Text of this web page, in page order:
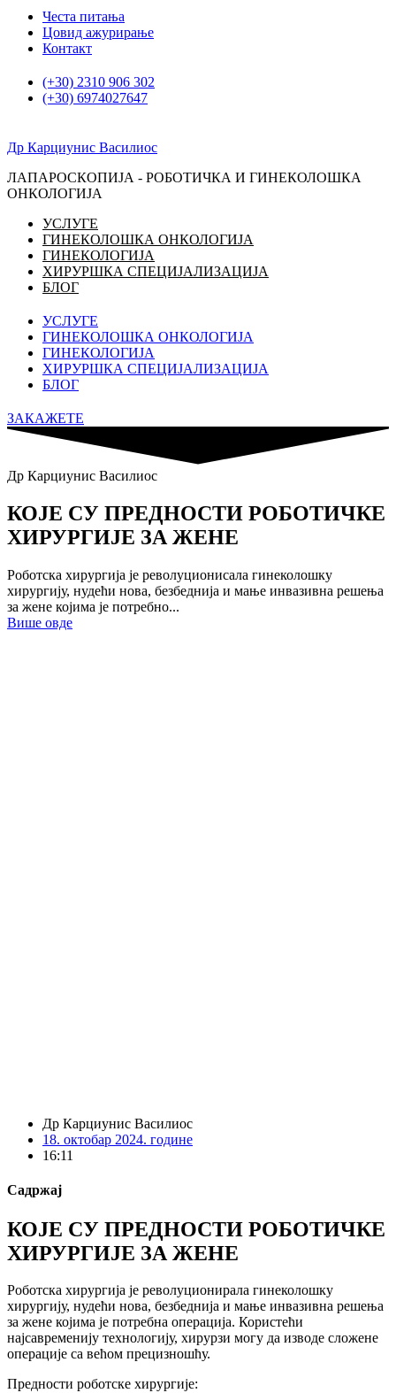
Скочите
садржај
Честа питања
Цовид ажурирање
Контакт
(+30) 2310 906 302
(+30) 6974027647
Др Карциунис Василиос
ЛАПАРОСКОПИЈА - РОБОТИЧКА И ГИНЕКОЛОШКА
ОНКОЛОГИЈА
УСЛУГЕ
ГИНЕКОЛОШКА ОНКОЛОГИЈА
ГИНЕКОЛОГИЈА
ХИРУРШКА СПЕЦИЈАЛИЗАЦИЈА
БЛОГ
УСЛУГЕ
ГИНЕКОЛОШКА ОНКОЛОГИЈА
ГИНЕКОЛОГИЈА
ХИРУРШКА СПЕЦИЈАЛИЗАЦИЈА
БЛОГ
ЗАКАЖЕТЕ
Др Карциунис Василиос
КОЈЕ СУ ПРЕДНОСТИ РОБОТИЧКЕ
ХИРУРГИЈЕ ЗА ЖЕНЕ
Роботска хирургија је револуционисала гинеколошку
хирургију, нудећи нова, безбеднија и мање инвазивна решења
за жене којима је потребно...
Више овде
Др Карциунис Василиос
18. октобар 2024. године
16:11
Садржај
КОЈЕ СУ ПРЕДНОСТИ РОБОТИЧКЕ
ХИРУРГИЈЕ ЗА ЖЕНЕ
Роботска хирургија је револуционирала гинеколошку
хирургију, нудећи нова, безбеднија и мање инвазивна решења
за жене којима је потребна операција. Користећи
најсавременију технологију, хирурзи могу да изводе сложене
операције са већом прецизношћу.
Предности роботске хирургије: